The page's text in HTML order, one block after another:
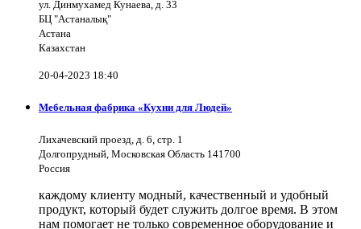
ул. Динмухамед Кунаева, д. 33
БЦ "Астаналық"
Астана
Казахстан
20-04-2023 18:40
Мебельная фабрика «Кухни для Людей»
Лихачевский проезд, д. 6, стр. 1
Долгопрудный, Московская Область 141700
Россия
каждому клиенту модный, качественный и удобный
продукт, который будет служить долгое время. В этом
нам помогает не только современное оборудование и